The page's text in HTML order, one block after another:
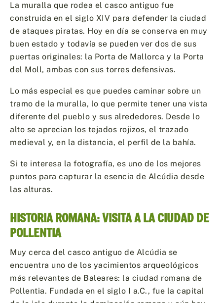
La muralla que rodea el casco antiguo fue
construida en el siglo XIV para defender la ciudad
de ataques piratas. Hoy en día se conserva en muy
buen estado y todavía se pueden ver dos de sus
puertas originales: la Porta de Mallorca y la Porta
del Moll, ambas con sus torres defensivas.
Lo más especial es que puedes caminar sobre un
tramo de la muralla, lo que permite tener una vista
diferente del pueblo y sus alrededores. Desde lo
alto se aprecian los tejados rojizos, el trazado
medieval y, en la distancia, el perfil de la bahía.
Si te interesa la fotografía, es uno de los mejores
puntos para capturar la esencia de Alcúdia desde
las alturas.
HISTORIA ROMANA: VISITA A LA CIUDAD DE
POLLENTIA
Muy cerca del casco antiguo de Alcúdia se
encuentra uno de los yacimientos arqueológicos
más relevantes de Baleares: la ciudad romana de
Pollentia. Fundada en el siglo I a.C., fue la capital